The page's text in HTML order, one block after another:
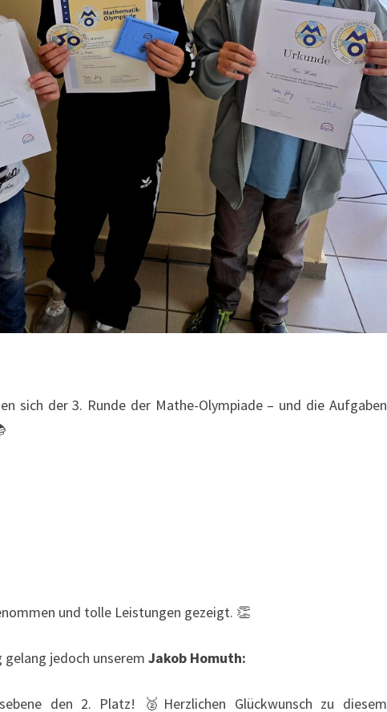
sich der 3. Runde der Mathe-Olympiade – und die Aufgaben
und tolle Leistungen gezeigt. 👏
gelang jedoch unserem Jakob Homuth:
den 2. Platz! 🥈Herzlichen Glückwunsch zu diesem